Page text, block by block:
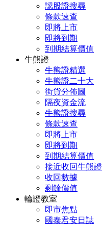
認股證搜尋
條款速查
即將上市
即將到期
到期結算價值
牛熊證
牛熊證精選
牛熊證二十大
街貨分佈圖
隔夜資金流
牛熊證搜尋
條款速查
即將上市
即將到期
到期結算價值
接近收回牛熊證
收回數據
剩餘價值
輪證教室
即市焦點
國泰君安日誌